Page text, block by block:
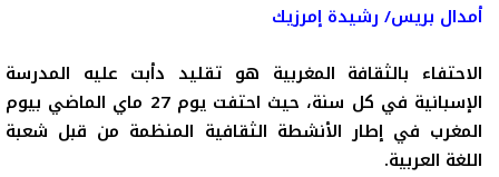
أمدال بريس/ رشيدة إمرزيك
الاحتفاء بالثقافة المغربية هو تقليد دأبت عليه المدرسة
الإسبانية في كل سنة، حيث احتفت يوم 27 ماي الماضي
بيوم
المغرب في إطار الأنشطة الثقافية المنظمة من قبل شعبة
اللغة العربية.